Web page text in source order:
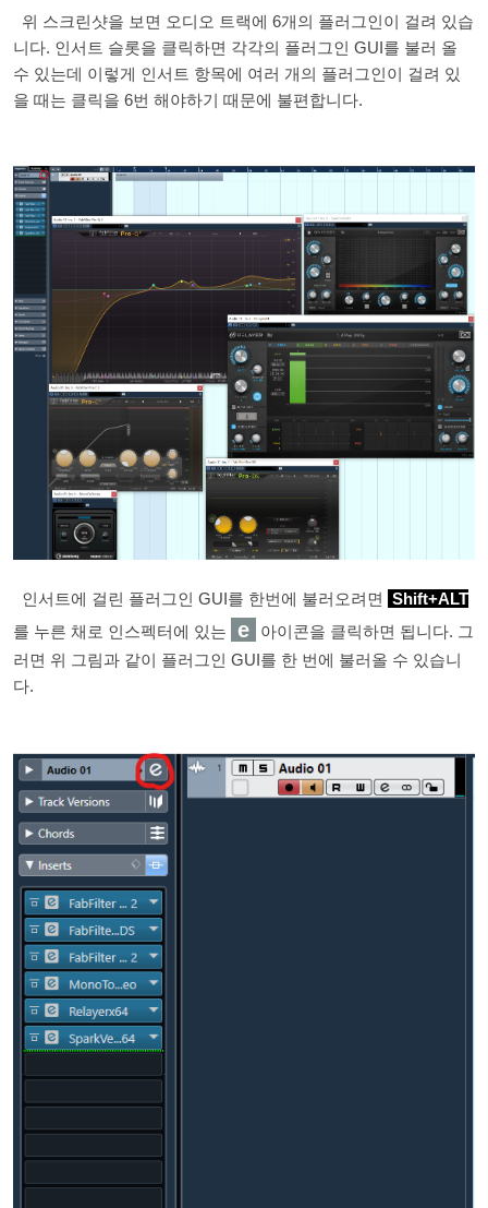
위 스크린샷을 보면 오디오 트랙에 6개의 플러그인이 걸려 있습
니다. 인서트 슬롯을 클릭하면 각각의 플러그인 GUI를 불러 올
수 있는데 이렇게 인서트 항목에 여러 개의 플러그인이 걸려 있
을 때는 클릭을 6번 해야하기 때문에 불편합니다.
인서트에 걸린 플러그인 GUI를 한번에 불러오려면 Shift+ALT
를 누른 채로 인스펙터에 있는
e
아이콘을 클릭하면 됩니다. 그
러면 위 그림과 같이 플러그인 GUI를 한 번에 불러올 수 있습니
다.